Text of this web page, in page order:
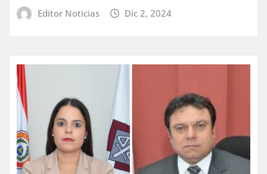
Editor Noticias Dic 2, 2024